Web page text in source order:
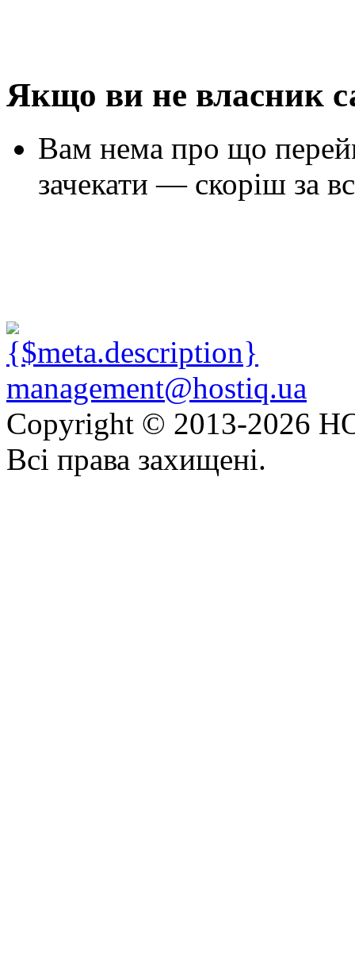
Якщо ви не власник
Вам нема про що
зачекати — скоріш за
management@hostiq.ua
Copyright © 2013-2026
Всі права захищені.